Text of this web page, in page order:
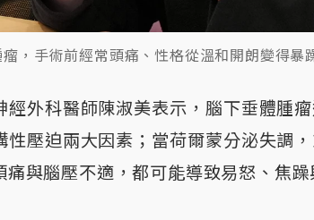
，手術前經常頭痛、性格從溫和開朗變得暴
經外科醫師陳淑美表示，腦下垂體腫
性壓迫兩大因素；當荷爾蒙分泌失調
與腦壓不適，都可能導致易怒、焦躁